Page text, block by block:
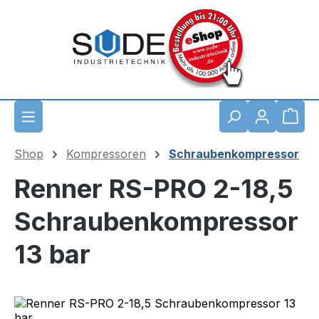
Shop Kompressoren Schraubenkompressor
Renner RS-PRO 2-18,5
Schraubenkompressor
13 bar
Bildergalerie überspringen